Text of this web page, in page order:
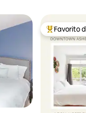
Favoritos
Favorito